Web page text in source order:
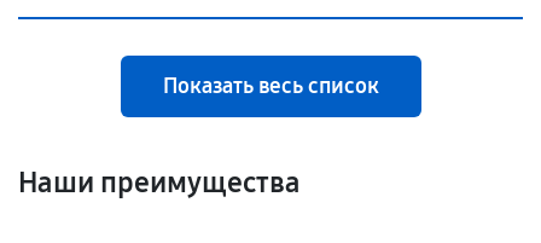
Показать весь список
Наши преимущества